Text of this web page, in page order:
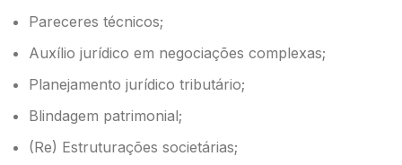
Pareceres técnicos;
Auxílio jurídico em negociações complexas;
Planejamento jurídico tributário;
Blindagem patrimonial;
(Re) Estruturações societárias;